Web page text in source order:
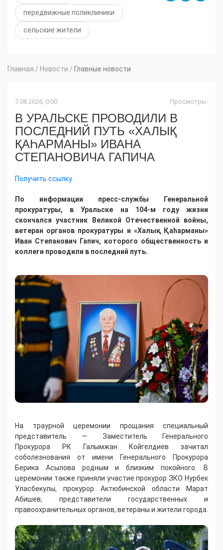
передвижные поликлиники
сельские жители
Главная / Новости / Главные новости
7.08.2026, 0:00 Просмотры:
В УРАЛЬСКЕ ПРОВОДИЛИ В
ПОСЛЕДНИЙ ПУТЬ «ХАЛЫҚ
ҚАҺАРМАНЫ» ИВАНА
СТЕПАНОВИЧА ГАПИЧА
Получить ссылку
По информации пресс-службы Генеральной
прокуратуры, в Уральске на 104-м году жизни
скончался участник Великой Отечественной войны,
ветеран органов прокуратуры и «Халық Қаһарманы»
Иван Степанович Гапич, которого общественность и
коллеги проводили в последний путь.
На траурной церемонии прощания специальный
представитель — Заместитель Генерального
Прокурора РК Галымжан Койгелдиев зачитал
соболезнования от имени Генерального Прокурора
Берика Асылова родным и близким покойного. В
церемонии также приняли участие прокурор ЗКО Нурбек
Уласбекулы, прокурор Актюбинской области Марат
Абишев, представители государственных и
правоохранительных органов, ветераны и жители города.